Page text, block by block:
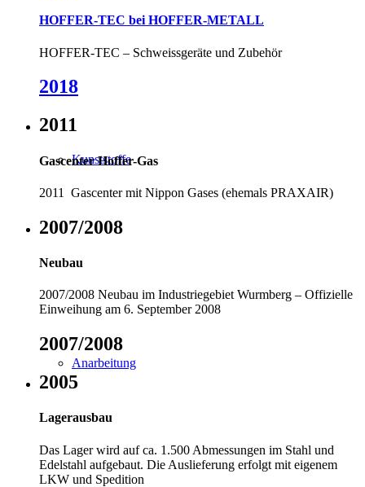
Kunststoffe
Anarbeitung
HOFFER-TEC bei HOFFER-METALL
HOFFER-TEC – Schweissgeräte und Zubehör
2018
2011
Gascenter Hoffer-Gas
2011 Gascenter mit Nippon Gases (ehemals PRAXAIR)
2007/2008
Neubau
2007/2008 Neubau im Industriegebiet Wurmberg – Offizielle
Einweihung am 6. September 2008
2007/2008
2005
Lagerausbau
Das Lager wird auf ca. 1.500 Abmessungen im Stahl und
Edelstahl aufgebaut. Die Auslieferung erfolgt mit eigenem
LKW und Spedition